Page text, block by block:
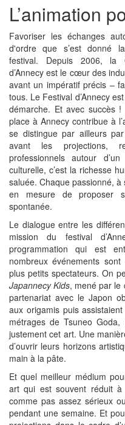
L’animation
Favoriser les échanges
d'ordre que s’est donné
festival. Depuis 2006, la
d’Annecy est le cœur des
avant un impératif précis –
tous. Le Festival d’Annecy
démarche. Et avec succès
place à Annecy contribue à
se distingue par ailleurs
avant les projections,
professionnels autour
culturelle, c’est la richesse
saluée. Chaque passionné,
en mesure de proposer
spontanée.
Le dialogue entre les
mission du festival
programmation qui est
nombreux événements
plus petits spectateurs. On
Japannecy Kids, mené par le
partenariat avec le Japon
aux origamis puis
métrages de Tsuneo
justement cet art. Une
d’ouvrir leurs horizons
main à la pâte.
Et quel meilleur médium
art qui est souvent réduit
comme pas assez sérieux
pendant une semaine. Et